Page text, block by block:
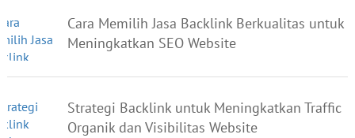
Cara Memilih Jasa Backlink Berkualitas untuk
Meningkatkan SEO Website
Strategi Backlink untuk Meningkatkan Traffic
Organik dan Visibilitas Website